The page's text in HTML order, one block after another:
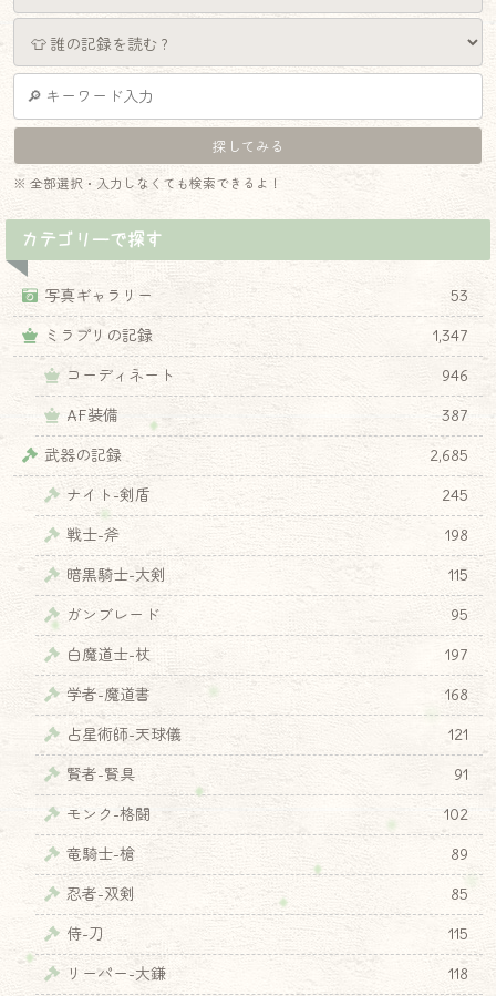
※ 全部選択・入力しなくても検索できるよ！
カテゴリーで探す
写真ギャラリー
53
ミラプリの記録
1,347
コーディネート
946
AF装備
387
武器の記録
2,685
ナイト-剣盾
245
戦士-斧
198
暗黒騎士-大剣
115
ガンブレード
95
白魔道士-杖
197
学者-魔道書
168
占星術師-天球儀
121
賢者-賢具
91
モンク-格闘
102
竜騎士-槍
89
忍者-双剣
85
侍-刀
115
リーパー-大鎌
118